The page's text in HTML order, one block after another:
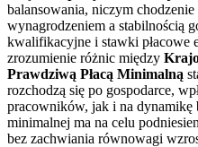
balansowania, niczym
wynagrodzeniem a stabilnością
kwalifikacyjne i stawki płacowe
zrozumienie różnic między
Prawdziwą Płacą Minimalną
rozchodzą się po gospodarce,
pracowników, jak i na dynamikę
minimalnej ma na celu
bez zachwiania równowagi